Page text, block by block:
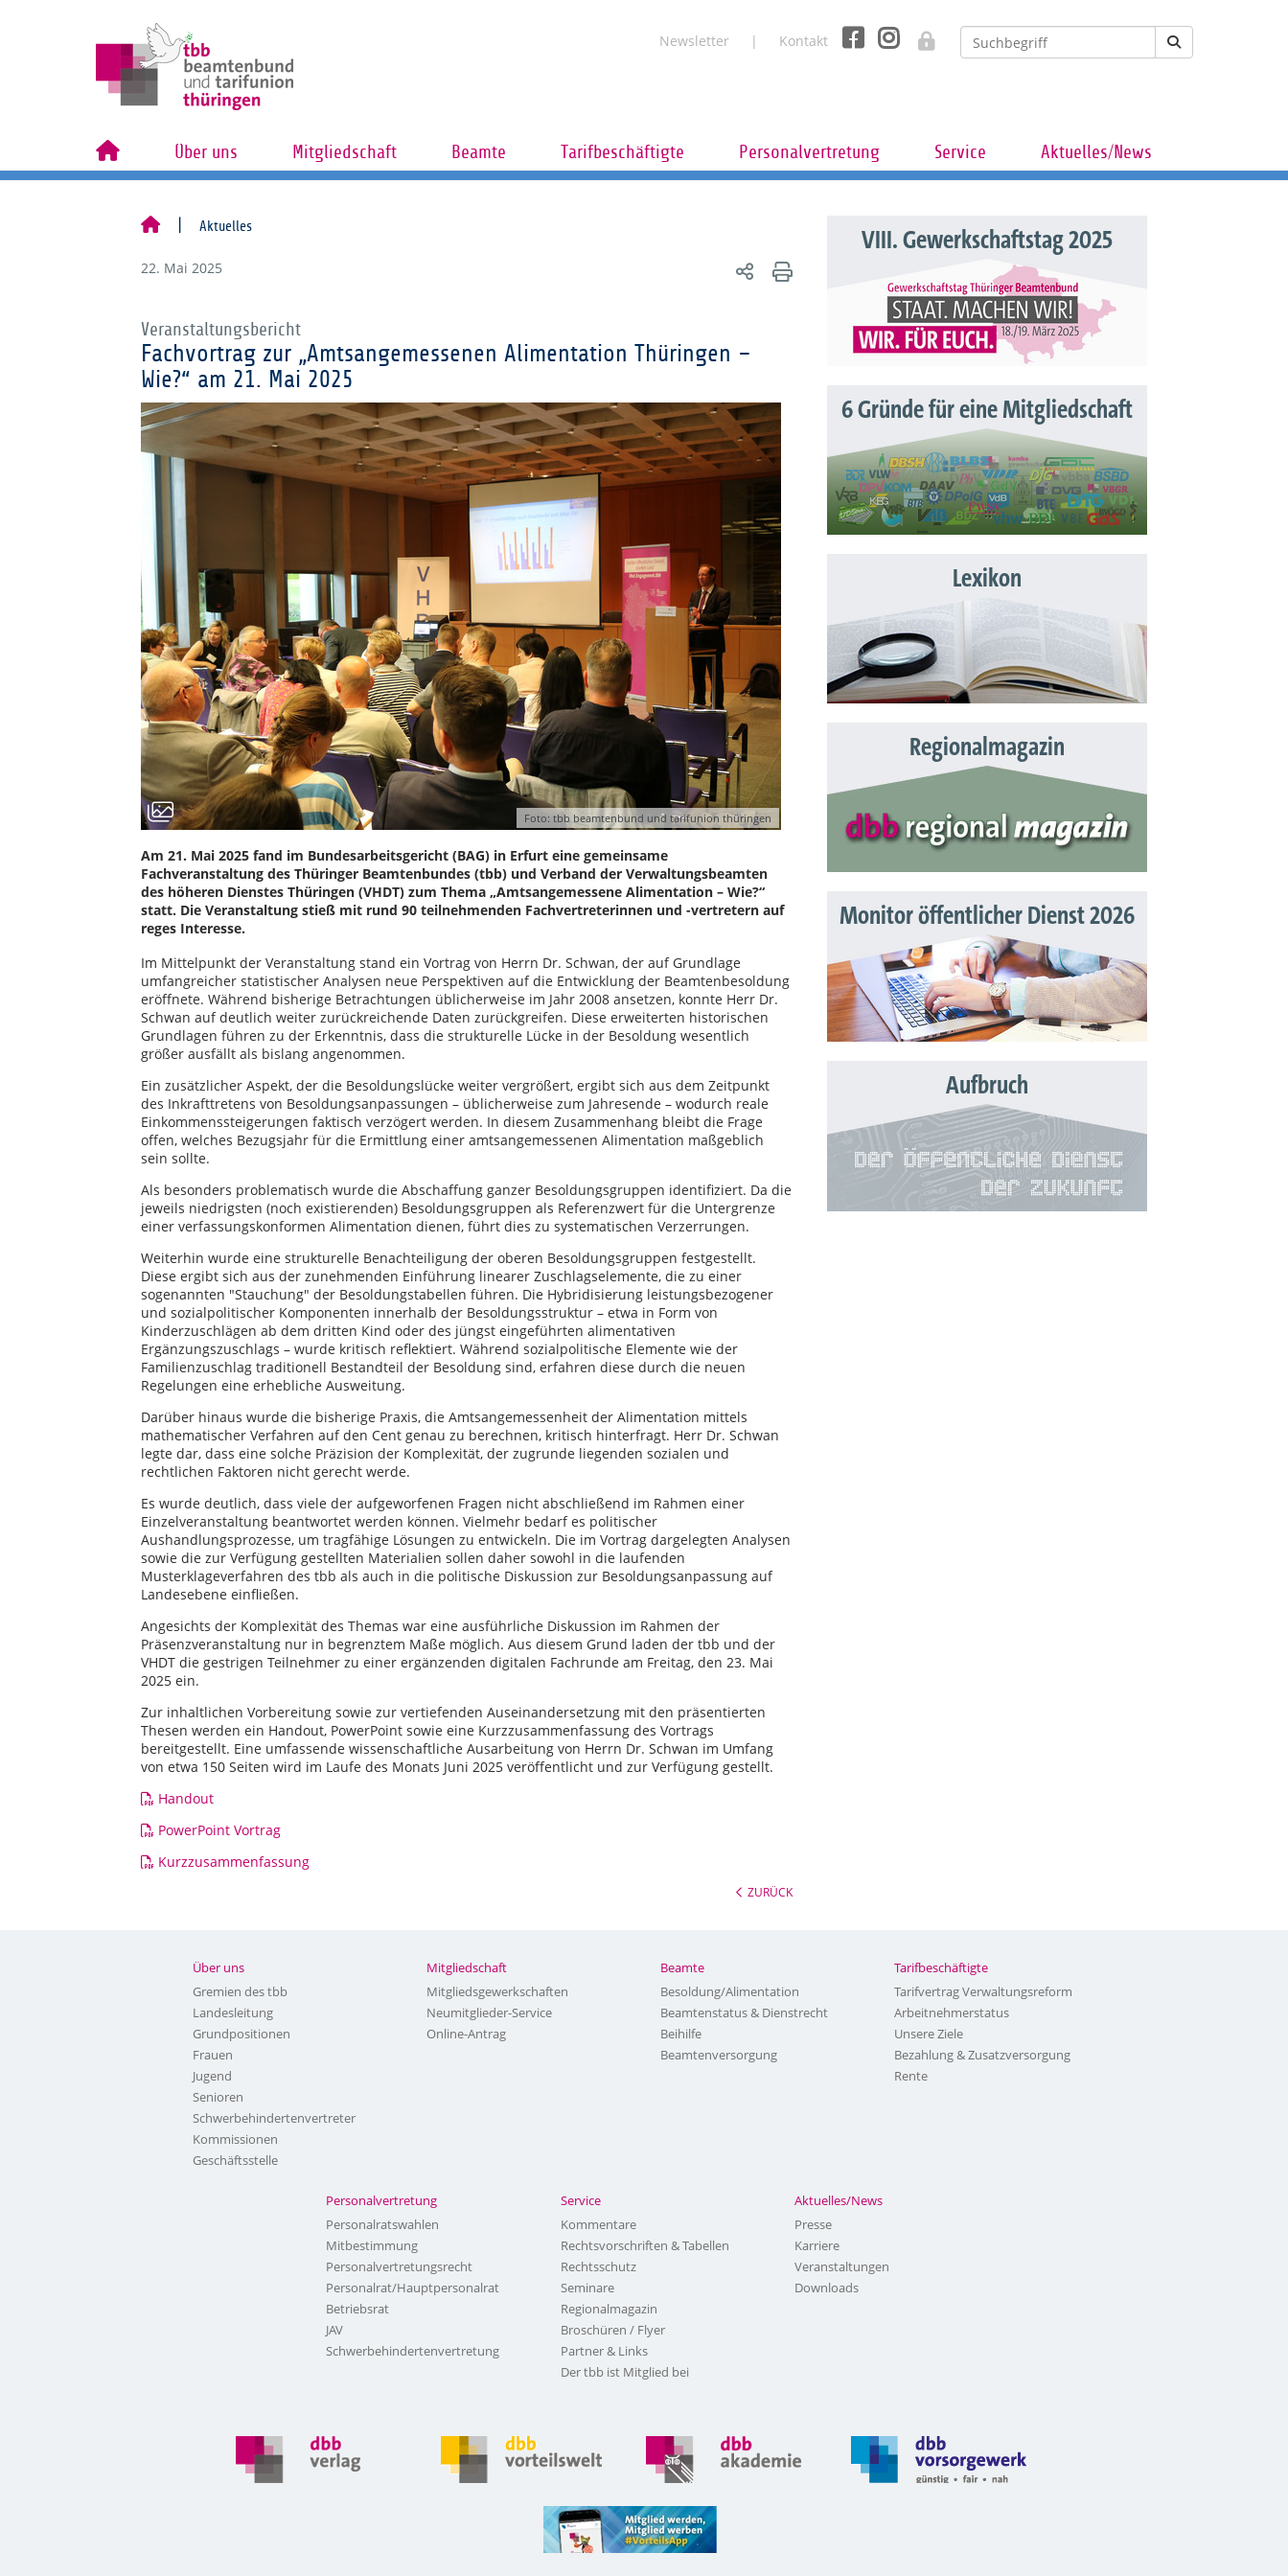
Newsletter Kontakt
Über uns Mitgliedschaft Beamte Tarifbeschäftigte Personalvertretung Service Aktuelles/News
Aktuelles
22. Mai 2025
Veranstaltungsbericht
Fachvortrag zur „Amtsangemessenen Alimentation Thüringen –
Wie?“ am 21. Mai 2025
Foto: tbb beamtenbund und tarifunion thüringen
Am 21. Mai 2025 fand im Bundesarbeitsgericht (BAG) in Erfurt eine gemeinsame
Fachveranstaltung des Thüringer Beamtenbundes (tbb) und Verband der Verwaltungsbeamten
des höheren Dienstes Thüringen (VHDT) zum Thema „Amtsangemessene Alimentation – Wie?“
statt. Die Veranstaltung stieß mit rund 90 teilnehmenden Fachvertreterinnen und -vertretern auf
reges Interesse.
Im Mittelpunkt der Veranstaltung stand ein Vortrag von Herrn Dr. Schwan, der auf Grundlage
umfangreicher statistischer Analysen neue Perspektiven auf die Entwicklung der Beamtenbesoldung
eröffnete. Während bisherige Betrachtungen üblicherweise im Jahr 2008 ansetzen, konnte Herr Dr.
Schwan auf deutlich weiter zurückreichende Daten zurückgreifen. Diese erweiterten historischen
Grundlagen führen zu der Erkenntnis, dass die strukturelle Lücke in der Besoldung wesentlich
größer ausfällt als bislang angenommen.
Ein zusätzlicher Aspekt, der die Besoldungslücke weiter vergrößert, ergibt sich aus dem Zeitpunkt
des Inkrafttretens von Besoldungsanpassungen – üblicherweise zum Jahresende – wodurch reale
Einkommenssteigerungen faktisch verzögert werden. In diesem Zusammenhang bleibt die Frage
offen, welches Bezugsjahr für die Ermittlung einer amtsangemessenen Alimentation maßgeblich
sein sollte.
Als besonders problematisch wurde die Abschaffung ganzer Besoldungsgruppen identifiziert. Da die
jeweils niedrigsten (noch existierenden) Besoldungsgruppen als Referenzwert für die Untergrenze
einer verfassungskonformen Alimentation dienen, führt dies zu systematischen Verzerrungen.
Weiterhin wurde eine strukturelle Benachteiligung der oberen Besoldungsgruppen festgestellt.
Diese ergibt sich aus der zunehmenden Einführung linearer Zuschlagselemente, die zu einer
sogenannten "Stauchung" der Besoldungstabellen führen. Die Hybridisierung leistungsbezogener
und sozialpolitischer Komponenten innerhalb der Besoldungsstruktur – etwa in Form von
Kinderzuschlägen ab dem dritten Kind oder des jüngst eingeführten alimentativen
Ergänzungszuschlags – wurde kritisch reflektiert. Während sozialpolitische Elemente wie der
Familienzuschlag traditionell Bestandteil der Besoldung sind, erfahren diese durch die neuen
Regelungen eine erhebliche Ausweitung.
Darüber hinaus wurde die bisherige Praxis, die Amtsangemessenheit der Alimentation mittels
mathematischer Verfahren auf den Cent genau zu berechnen, kritisch hinterfragt. Herr Dr. Schwan
legte dar, dass eine solche Präzision der Komplexität, der zugrunde liegenden sozialen und
rechtlichen Faktoren nicht gerecht werde.
Es wurde deutlich, dass viele der aufgeworfenen Fragen nicht abschließend im Rahmen einer
Einzelveranstaltung beantwortet werden können. Vielmehr bedarf es politischer
Aushandlungsprozesse, um tragfähige Lösungen zu entwickeln. Die im Vortrag dargelegten Analysen
sowie die zur Verfügung gestellten Materialien sollen daher sowohl in die laufenden
Musterklageverfahren des tbb als auch in die politische Diskussion zur Besoldungsanpassung auf
Landesebene einfließen.
Angesichts der Komplexität des Themas war eine ausführliche Diskussion im Rahmen der
Präsenzveranstaltung nur in begrenztem Maße möglich. Aus diesem Grund laden der tbb und der
VHDT die gestrigen Teilnehmer zu einer ergänzenden digitalen Fachrunde am Freitag, den 23. Mai
2025 ein.
Zur inhaltlichen Vorbereitung sowie zur vertiefenden Auseinandersetzung mit den präsentierten
Thesen werden ein Handout, PowerPoint sowie eine Kurzzusammenfassung des Vortrags
bereitgestellt. Eine umfassende wissenschaftliche Ausarbeitung von Herrn Dr. Schwan im Umfang
von etwa 150 Seiten wird im Laufe des Monats Juni 2025 veröffentlicht und zur Verfügung gestellt.
Handout
PowerPoint Vortrag
Kurzzusammenfassung
ZURÜCK
VIII. Gewerkschaftstag 2025
6 Gründe für eine Mitgliedschaft
Lexikon
Regionalmagazin
Monitor öffentlicher Dienst 2026
Aufbruch
Über uns
Gremien des tbb
Landesleitung
Grundpositionen
Frauen
Jugend
Senioren
Schwerbehindertenvertreter
Kommissionen
Geschäftsstelle
Mitgliedschaft
Mitgliedsgewerkschaften
Neumitglieder-Service
Online-Antrag
Beamte
Besoldung/Alimentation
Beamtenstatus & Dienstrecht
Beihilfe
Beamtenversorgung
Tarifbeschäftigte
Tarifvertrag Verwaltungsreform
Arbeitnehmerstatus
Unsere Ziele
Bezahlung & Zusatzversorgung
Rente
Personalvertretung
Personalratswahlen
Mitbestimmung
Personalvertretungsrecht
Personalrat/Hauptpersonalrat
Betriebsrat
JAV
Schwerbehindertenvertretung
Service
Kommentare
Rechtsvorschriften & Tabellen
Rechtsschutz
Seminare
Regionalmagazin
Broschüren / Flyer
Partner & Links
Der tbb ist Mitglied bei
Aktuelles/News
Presse
Karriere
Veranstaltungen
Downloads